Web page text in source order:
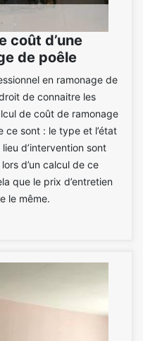
coût d’une
de poêle
en ramonage de
de connaitre les
de coût de ramonage
ce sont : le type et l’état
d’intervention sont
d’un calcul de ce
que le prix d’entretien
le même.